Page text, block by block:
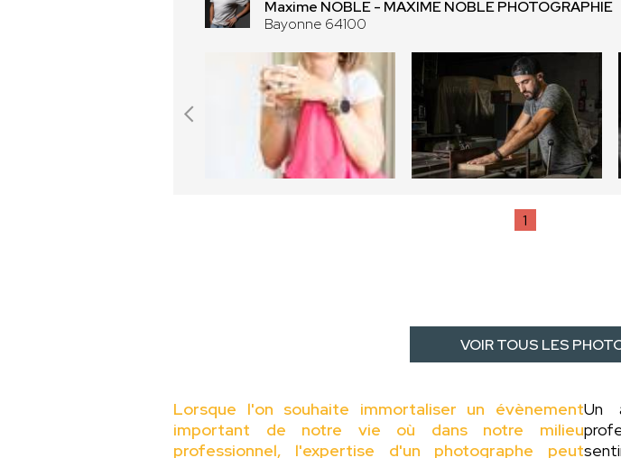
Maxime NOBLE - MAXIME NOBLE PHOTOGRAPHIE
Bayonne 64100
1
VOIR TOUS LES
Lorsque l'on souhaite immortaliser un évènement
important de notre vie où dans notre milieu
professionnel, l'expertise d'un photographe peut
Un